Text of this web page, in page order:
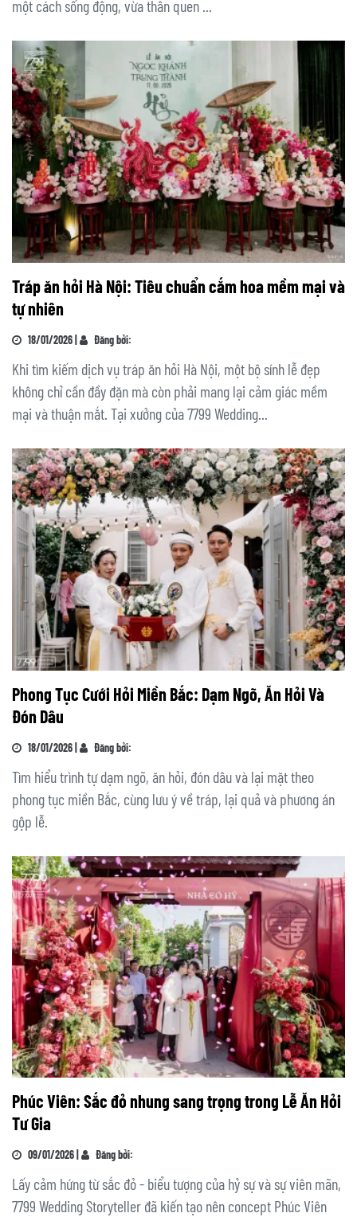
một cách sống động, vừa thân quen ...
Tráp ăn hỏi Hà Nội: Tiêu chuẩn cắm hoa mềm mại và
tự nhiên
18/01/2026 | Đăng bởi:
Khi tìm kiếm dịch vụ tráp ăn hỏi Hà Nội, một bộ sính lễ đẹp
không chỉ cần đầy đặn mà còn phải mang lại cảm giác mềm
mại và thuận mắt. Tại xưởng của 7799 Wedding...
Phong Tục Cưới Hỏi Miền Bắc: Dạm Ngõ, Ăn Hỏi Và
Đón Dâu
18/01/2026 | Đăng bởi:
Tìm hiểu trình tự dạm ngõ, ăn hỏi, đón dâu và lại mặt theo
phong tục miền Bắc, cùng lưu ý về tráp, lại quả và phương án
gộp lễ.
Phúc Viên: Sắc đỏ nhung sang trọng trong Lễ Ăn Hỏi
Tư Gia
09/01/2026 | Đăng bởi:
Lấy cảm hứng từ sắc đỏ - biểu tượng của hỷ sự và sự viên mãn,
7799 Wedding Storyteller đã kiến tạo nên concept Phúc Viên